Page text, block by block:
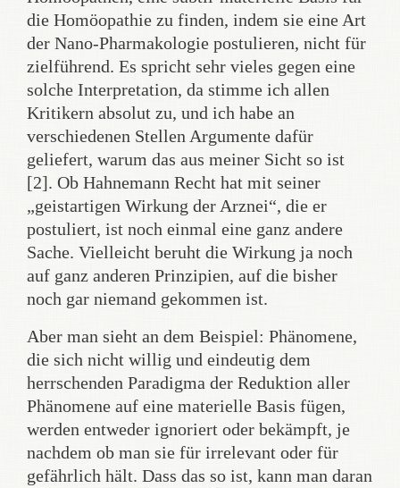
die Homöopathie zu finden, indem sie eine Art
der Nano-Pharmakologie postulieren, nicht für
zielführend. Es spricht sehr vieles gegen eine
solche Interpretation, da stimme ich allen
Kritikern absolut zu, und ich habe an
verschiedenen Stellen Argumente dafür
geliefert, warum das aus meiner Sicht so ist
[2]. Ob Hahnemann Recht hat mit seiner
„geistartigen Wirkung der Arznei“, die er
postuliert, ist noch einmal eine ganz andere
Sache. Vielleicht beruht die Wirkung ja noch
auf ganz anderen Prinzipien, auf die bisher
noch gar niemand gekommen ist.
Aber man sieht an dem Beispiel: Phänomene,
die sich nicht willig und eindeutig dem
herrschenden Paradigma der Reduktion aller
Phänomene auf eine materielle Basis fügen,
werden entweder ignoriert oder bekämpft, je
nachdem ob man sie für irrelevant oder für
gefährlich hält. Dass das so ist, kann man daran